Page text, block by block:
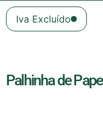
Iva Excluído
Palhinha de